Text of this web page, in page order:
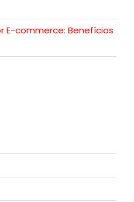
E-commerce: Benefícios